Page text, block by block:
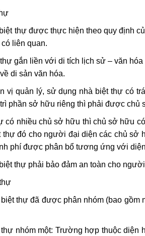
thự được thực hiện theo quy định
liên quan.
gắn liền với di tích lịch sử – văn
di sản văn hóa.
vị quản lý, sử dụng nhà biệt thự có
phần sở hữu riêng thì phải được chủ
có nhiều chủ sở hữu thì chủ sở hữu
thự đó cho người đại diện các chủ
phí được phân bổ tương ứng với
thự phải bảo đảm an toàn cho
thự đã được phân nhóm (bao
nhóm một: Trường hợp thuộc diện